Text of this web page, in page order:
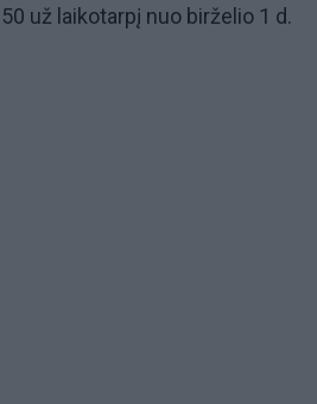
už laikotarpį nuo birželio 1 d.